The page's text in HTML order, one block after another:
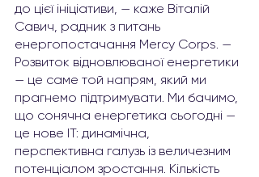
до цієї ініціативи, — каже Віталій
Савич, радник з питань
енергопостачання Mercy Corps. —
Розвиток відновлюваної енергетики
— це саме той напрям, який ми
прагнемо підтримувати. Ми бачимо,
що сонячна енергетика сьогодні —
це нове ІТ: динамічна,
перспективна галузь із величезним
потенціалом зростання. Кількість